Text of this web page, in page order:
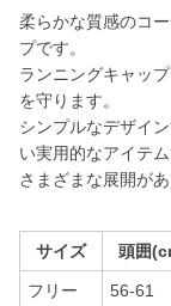
柔らかな質感のコ
プです。
ランニングキャッ
を守ります。
シンプルなデザイ
い実用的なアイテム
さまざまな展開が
サイズ 頭囲
フリー 56-61